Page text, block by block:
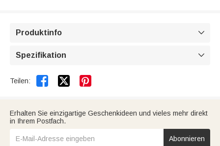
Produktinfo 
Spezifikation 
Teilen:  
Erhalten Sie einzigartige Geschenkideen und vieles mehr direkt
in Ihrem Postfach.
Abonnieren